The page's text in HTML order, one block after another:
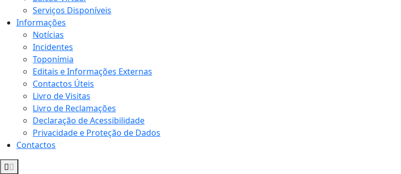
Serviços Disponíveis
Informações
Notícias
Incidentes
Toponímia
Editais e Informações Externas
Contactos Úteis
Livro de Visitas
Livro de Reclamações
Declaração de Acessibilidade
Privacidade e Proteção de Dados
Contactos